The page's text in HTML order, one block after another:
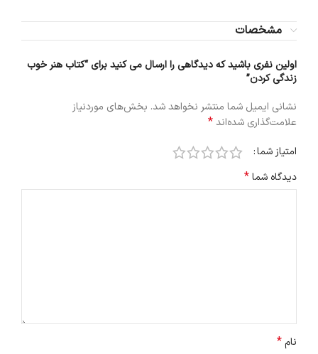
مشخصات
اولین نفری باشید که دیدگاهی را ارسال می کنید برای “کتاب هنر خوب
زندگی کردن”
نشانی ایمیل شما منتشر نخواهد شد. بخش‌های موردنیاز
علامت‌گذاری شده‌اند*
امتیاز شما
دیدگاه شما*
نام*